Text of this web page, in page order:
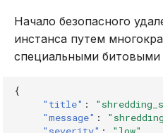
Начало безопасного
инстанса путем
специальными битовыми
{
"title" :
"message" :